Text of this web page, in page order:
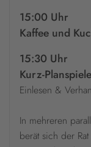
15:00 Uhr
Kaffee und
15:30 Uhr
Kurz-Planspiele
Einlesen &
In mehreren
berät sich der